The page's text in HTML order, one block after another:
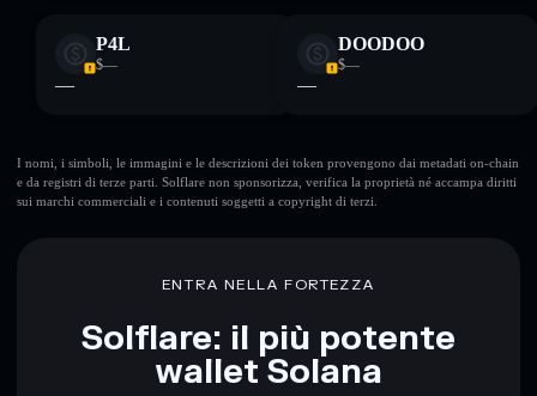
P4L
$—
—
DOODOO
$—
—
I nomi, i simboli, le immagini e le descrizioni dei token provengono dai metadati on-chain
e da registri di terze parti. Solflare non sponsorizza, verifica la proprietà né accampa diritti
sui marchi commerciali e i contenuti soggetti a copyright di terzi.
ENTRA NELLA FORTEZZA
Solflare: il più potente
wallet Solana